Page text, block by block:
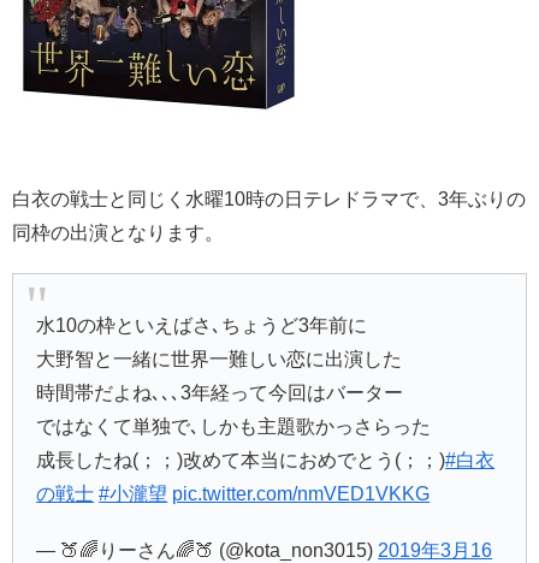
白衣の戦士と同じく水曜10時の日テレドラマで、3年ぶりの
同枠の出演となります。
水10の枠といえばさ､ちょうど3年前に
大野智と一緒に世界一難しい恋に出演した
時間帯だよね､､､3年経って今回はバーター
ではなくて単独で､しかも主題歌かっさらった
成長したね(；；)改めて本当におめでとう(；；)#白衣
の戦士 #小瀧望 pic.twitter.com/nmVED1VKKG
— 🍑🌈りーさん🌈🍑 (@kota_non3015) 2019年3月16